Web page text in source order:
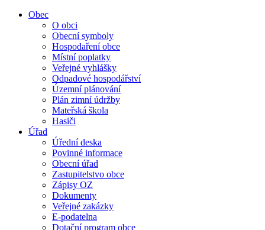
Obec
O obci
Obecní symboly
Hospodaření obce
Místní poplatky
Veřejné vyhlášky
Odpadové hospodářství
Územní plánování
Plán zimní údržby
Mateřská škola
Hasiči
Úřad
Úřední deska
Povinné informace
Obecní úřad
Zastupitelstvo obce
Zápisy OZ
Dokumenty
Veřejné zakázky
E-podatelna
Dotační program obce